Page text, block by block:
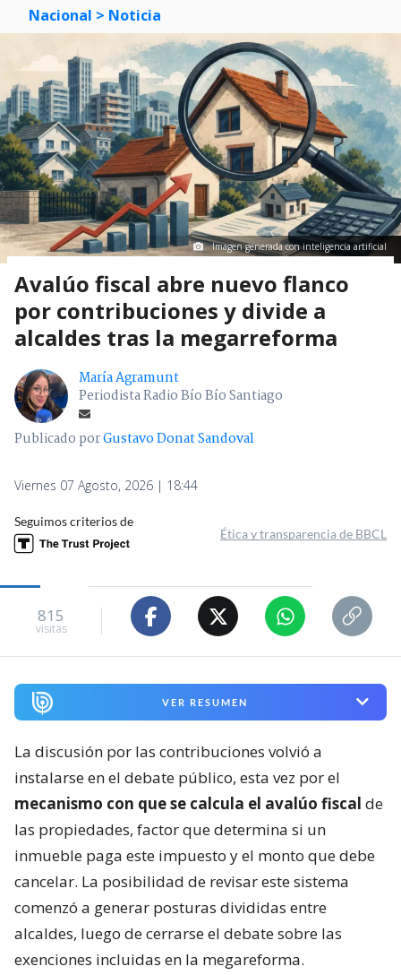
Nacional > Noticia
Imagen generada con inteligencia artificial
Avalúo fiscal abre nuevo flanco
por contribuciones y divide a
alcaldes tras la megarreforma
María Agramunt
Periodista Radio Bío Bío Santiago
Publicado porGustavo Donat Sandoval
Viernes 07 Agosto, 2026 | 18:44
Seguimos criterios de
Ética y transparencia de BBCL
815
visitas
VER RESUMEN
La discusión por las contribuciones volvió a
instalarse en el debate público, esta vez por el
mecanismo con que se calcula el avalúo fiscal de
las propiedades, factor que determina si un
inmueble paga este impuesto y el monto que debe
cancelar. La posibilidad de revisar este sistema
comenzó a generar posturas divididas entre
alcaldes, luego de cerrarse el debate sobre las
exenciones incluidas en la megareforma.